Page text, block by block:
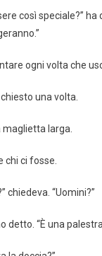
così speciale?”
ogni volta che
una volta.
maglietta larga.
chi ci fosse.
chiedeva. “Uomini?”
detto. “È una